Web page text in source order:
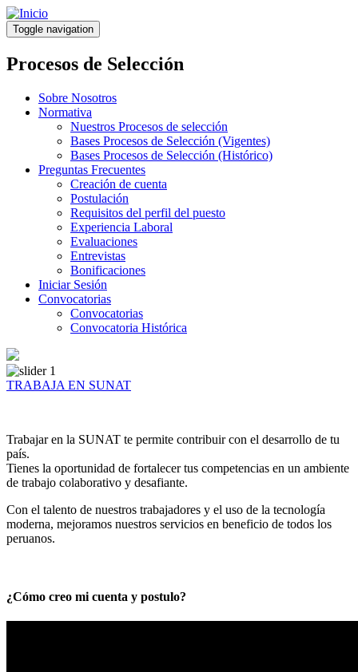
Pasar
al
contenido
principal
Toggle navigation
Procesos de Selección
Sobre Nosotros
Normativa
Nuestros Procesos de selección
Bases Procesos de Selección (Vigentes)
Bases Procesos de Selección (Histórico)
Preguntas Frecuentes
Creación de cuenta
Postulación
Requisitos del perfil del puesto
Experiencia Laboral
Evaluaciones
Entrevistas
Bonificaciones
Iniciar Sesión
Convocatorias
Convocatorias
Convocatoria Histórica
TRABAJA EN SUNAT
Trabajar en la SUNAT te permite contribuir con el desarrollo de tu
país.
Tienes la oportunidad de fortalecer tus competencias en un ambiente
de trabajo colaborativo y desafiante.
Con el talento de nuestros trabajadores y el uso de la tecnología
moderna, mejoramos nuestros servicios en beneficio de todos los
peruanos.
¿Cómo creo mi cuenta y postulo?